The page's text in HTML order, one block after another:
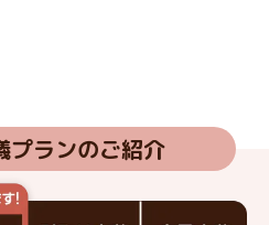
プランのご紹介